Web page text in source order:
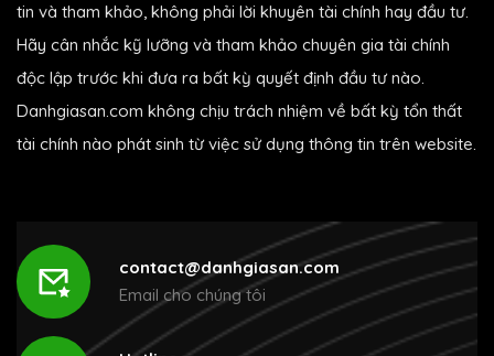
tin và tham khảo, không phải lời khuyên tài chính hay đầu tư.
Hãy cân nhắc kỹ lưỡng và tham khảo chuyên gia tài chính
độc lập trước khi đưa ra bất kỳ quyết định đầu tư nào.
Danhgiasan.com không chịu trách nhiệm về bất kỳ tổn thất
tài chính nào phát sinh từ việc sử dụng thông tin trên website.
contact@danhgiasan.com
Email cho chúng tôi